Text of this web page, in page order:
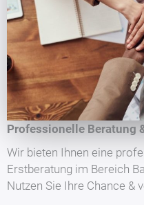
Professionelle Beratung
Wir bieten Ihnen eine
Erstberatung im Bereich
Nutzen Sie Ihre Chance &